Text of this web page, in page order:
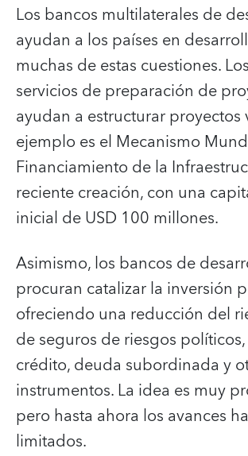
Los bancos multilaterales de
ayudan a los países en
muchas de estas cuestiones.
servicios de preparación de
ayudan a estructurar proyectos
ejemplo es el Mecanismo
Financiamiento de la
reciente creación, con una
inicial de USD 100 millones.
Asimismo, los bancos de
procuran catalizar la inversión
ofreciendo una reducción del
de seguros de riesgos
crédito, deuda subordinada y
instrumentos. La idea es muy
pero hasta ahora los avances
limitados.